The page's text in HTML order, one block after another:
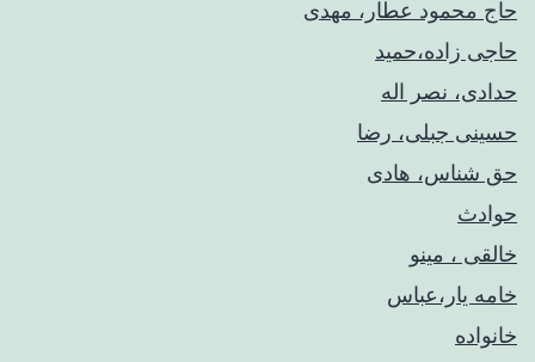
حاج محمود عطار، مهدی
حاجی زاده،حمید
حدادی، نصر اله
حسینی جبلی، رضا
حق شناس، هادی
حوادث
خالقی ، مینو
خامه یار،عباس
خانواده